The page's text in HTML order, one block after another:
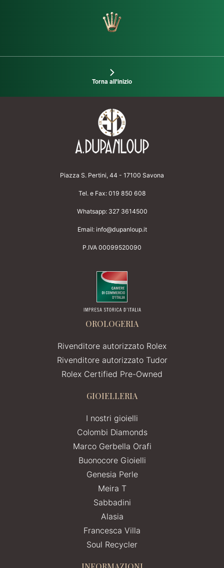
Torna all'inizio
Piazza S. Pertini, 44 - 17100 Savona
Tel. e Fax: 019 850 608
Whatsapp: 327 3614500
Email: info@dupanloup.it
P.IVA 00099520090
OROLOGERIA
Rivenditore autorizzato Rolex
Rivenditore autorizzato Tudor
Rolex Certified Pre-Owned
GIOIELLERIA
I nostri gioielli
Colombi Diamonds
Marco Gerbella Orafi
Buonocore Gioielli
Genesia Perle
Meira T
Sabbadini
Alasia
Francesca Villa
Soul Recycler